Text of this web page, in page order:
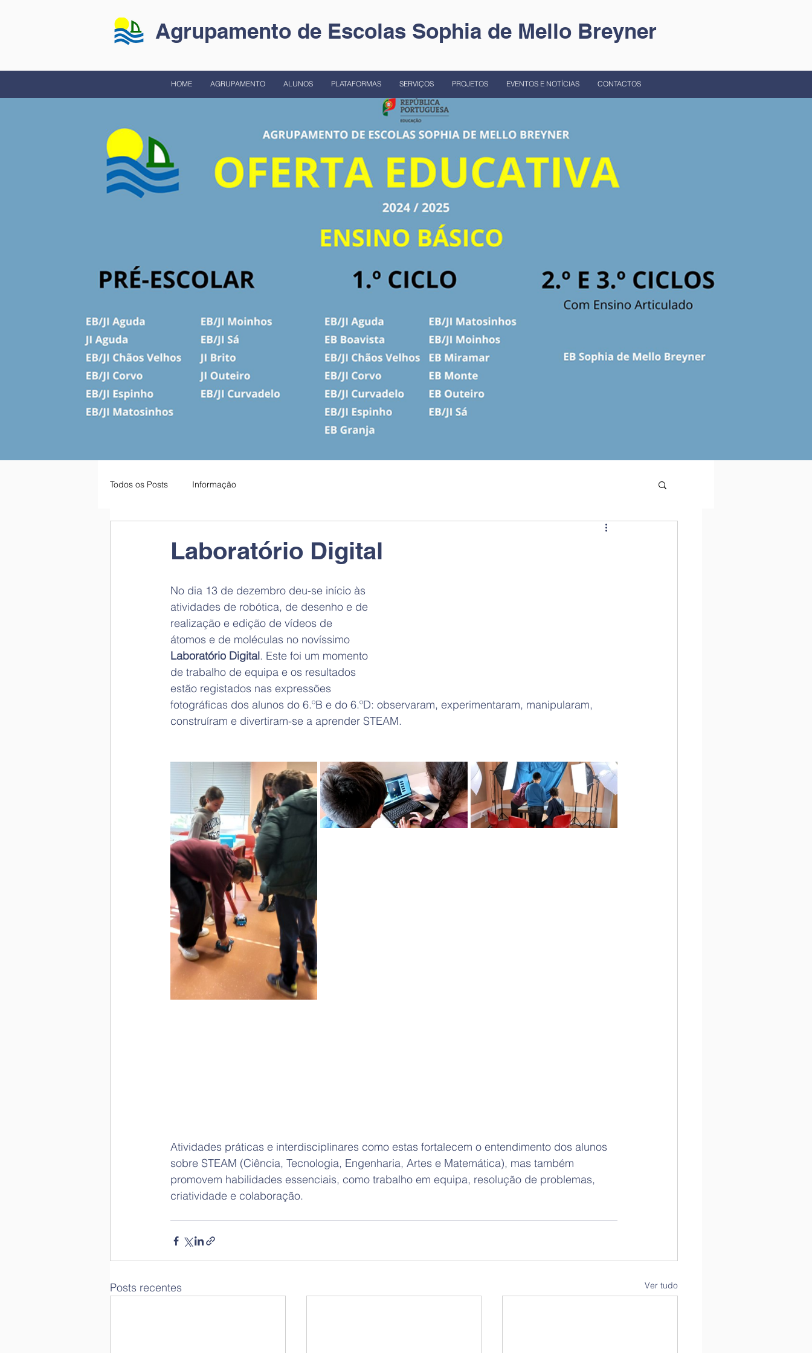
Agrupamento de Escolas Sophia de Mello Breyner
HOME AGRUPAMENTO ALUNOS PLATAFORMAS SERVIÇOS PROJETOS EVENTOS E NOTÍCIAS CONTACTOS
Todos os Posts Informação
Laboratório Digital
No dia 13 de dezembro deu-se início às
atividades de robótica, de desenho e de
realização e edição de vídeos de
átomos e de moléculas no novíssimo
Laboratório Digital. Este foi um momento
de trabalho de equipa e os resultados
estão registados nas expressões
fotográficas dos alunos do 6.ºB e do 6.ºD: observaram, experimentaram, manipularam,
construíram e divertiram-se a aprender STEAM.
Atividades práticas e interdisciplinares como estas fortalecem o entendimento dos alunos
sobre STEAM (Ciência, Tecnologia, Engenharia, Artes e Matemática), mas também
promovem habilidades essenciais, como trabalho em equipa, resolução de problemas,
criatividade e colaboração.
Posts recentes Ver tudo